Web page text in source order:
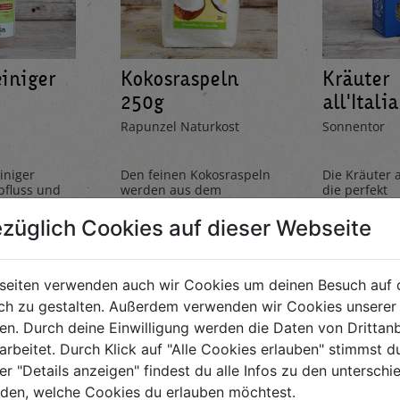
und
Kokosraspeln
250g
Rapunzel Naturkost
Den feinen Kokosraspeln
werden aus dem
Kokosnuss hergestellt
und geben einen Hauch
& Kekse
€ 3,99
€ 3,99 / STK
AUF DIEEINKAUFSLISTE
Kräuter
Sonnentor
Die Kräuter
die perfekt
italienischer
rundet
€ 2,99
€ 2,99 / STK
AUF DIE
Cookies auf dieser Webseite
verwenden auch wir Cookies um deinen Besuch auf
zu gestalten. Außerdem verwenden wir Cookies
Durch deine Einwilligung werden die Daten von
Durch Klick auf "Alle Cookies erlauben" stimmst
"Details anzeigen" findest du alle Infos zu den
welche Cookies du erlauben möchtest.